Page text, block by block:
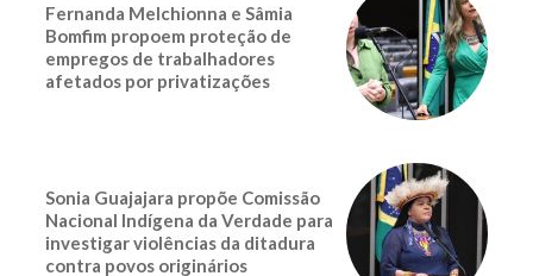
Fernanda Melchionna e Sâmia
Bomfim propoem proteção de
empregos de trabalhadores
afetados por privatizações
Sonia Guajajara propõe Comissão
Nacional Indígena da Verdade para
investigar violências da ditadura
contra povos originários